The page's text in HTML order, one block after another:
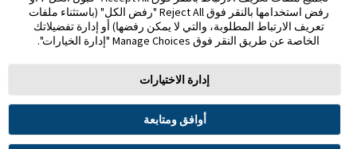
ADC-122480 v2.0
MOHAP UM9J5F84-221025 Expiry 21/10/2026
مغادرة الصفحة؟
سيؤدي النقر فوق الارتباط "نعم" أدناه إلى نقلك إلى موقع ويب آخر
غير Abbott Laboratories. الروابط التي توجهك إلى مواقع أخرى لا
تخضع لسيطرة مختبرات أبوت. ولذلك ، فإن شركة أبوت لابوراتوريز
ليست مسؤولة عن محتوى هذه المواقع أو أي روابط أخرى قد تظهر
رفض استخدامها بالنقر فوق Reject All "رفض الكل" (باستثناء ملفات
تعريف الارتباط المطلوبة، والتي لا يمكن رفضها) أو إدارة تفضيلاتك
الخاصة عن طريق النقر فوق Manage Choices "إدارة الخيارات".
إدارة الاختيارات
أوافق ومتابعة